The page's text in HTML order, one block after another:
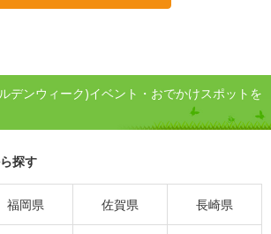
デンウィーク)イベント・おでかけスポットを
探す
福岡県 佐賀県 長崎県